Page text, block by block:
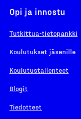
Opi ja innostu
Tutkittua-tietopankki
Koulutukset jäsenille
Koulutustallenteet
Blogit
Tiedotteet